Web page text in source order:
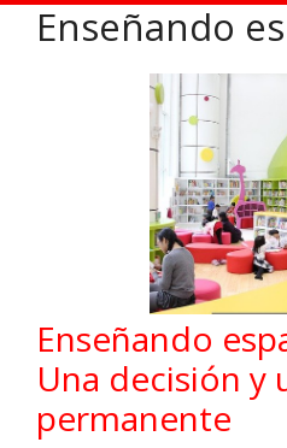
Enseñando
Enseñando
Una decisión y
permanente